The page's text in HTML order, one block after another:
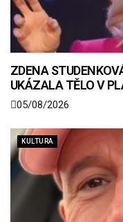
ZDENA
UKÁZALA TĚLO V
05/08/2026
KULTURA